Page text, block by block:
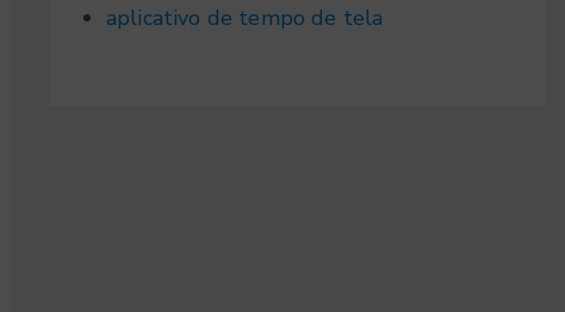
aplicativo de tempo de tela